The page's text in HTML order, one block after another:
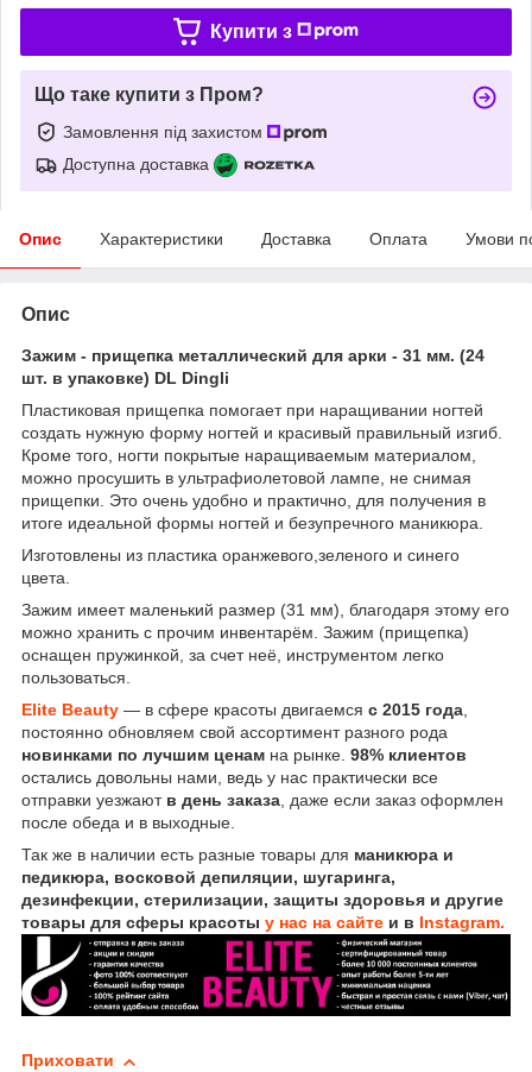
Купити з
Що таке купити з Пром?
Замовлення під захистом
Доступна доставка
Опис Характеристики Доставка Оплата Умови
Опис
Зажим - прищепка металлический для арки - 31 мм. (24
шт. в упаковке) DL Dingli
Пластиковая прищепка помогает при наращивании ногтей
создать нужную форму ногтей и красивый правильный изгиб.
Кроме того, ногти покрытые наращиваемым материалом,
можно просушить в ультрафиолетовой лампе, не снимая
прищепки. Это очень удобно и практично, для получения в
итоге идеальной формы ногтей и безупречного маникюра.
Изготовлены из пластика оранжевого,зеленого и синего
цвета.
Зажим имеет маленький размер (31 мм), благодаря этому его
можно хранить с прочим инвентарём. Зажим (прищепка)
оснащен пружинкой, за счет неё, инструментом легко
пользоваться.
Elite Beauty — в сфере красоты двигаемся с 2015 года
постоянно обновляем свой ассортимент разного рода
новинками по лучшим ценам на рынке. 98% клиентов
остались довольны нами, ведь у нас практически все
отправки уезжают в день заказа , даже если заказ оформлен
после обеда и в выходные.
Так же в наличии есть разные товары для маникюра и
педикюра, восковой депиляции, шугаринга,
дезинфекции, стерилизации, защиты здоровья и другие
товары для сферы красоты у нас на сайте и в Instagram.
Приховати